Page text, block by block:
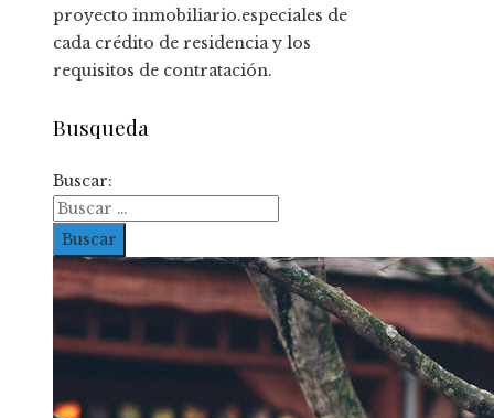
proyecto inmobiliario.especiales de
cada crédito de residencia y los
requisitos de contratación.
Busqueda
Buscar: